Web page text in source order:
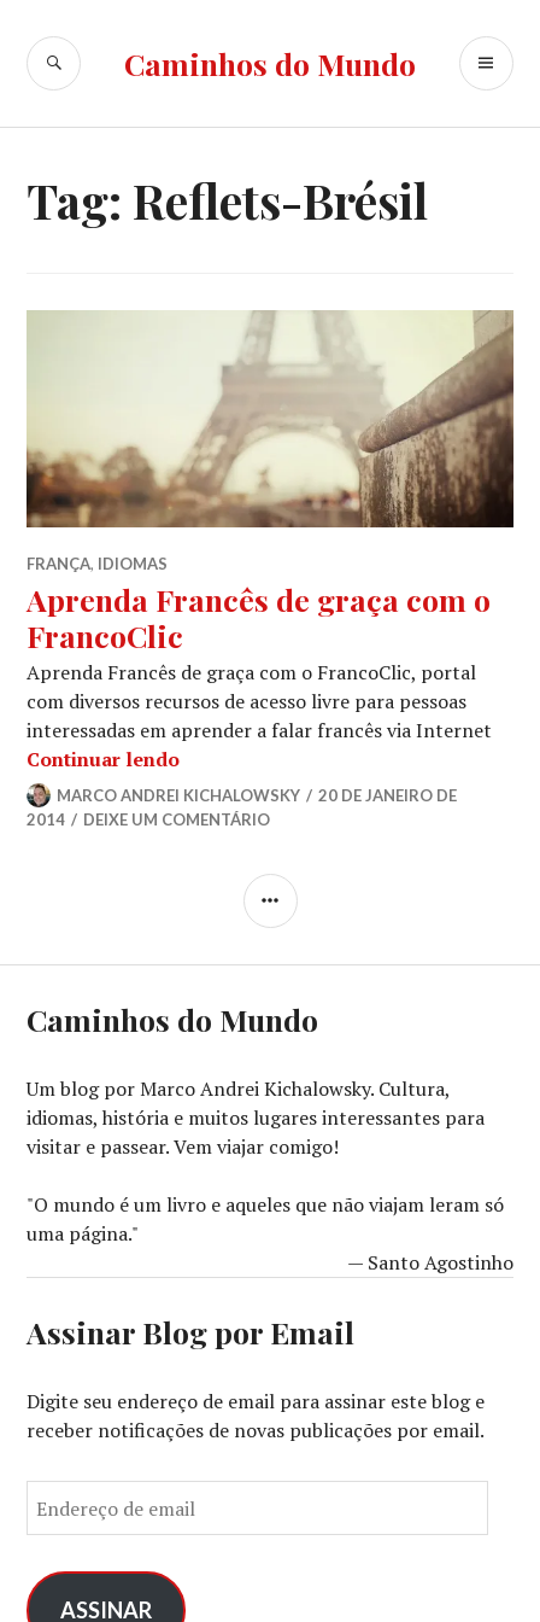
para
conteúdo
Caminhos do Mundo
BUSCA
Tag: Reflets-Brésil
FRANÇA, IDIOMAS
Aprenda Francês de graça com o
FrancoClic
Aprenda Francês de graça com o FrancoClic, portal
com diversos recursos de acesso livre para pessoas
interessadas em aprender a falar francês via Internet
Continuar lendoAprenda Francês de graça com o
MARCO ANDREI KICHALOWSKY
20 DE JANEIRO DE
2014
DEIXE UM COMENTÁRIO
LATERAL
Caminhos do Mundo
Um blog por Marco Andrei Kichalowsky. Cultura,
idiomas, história e muitos lugares interessantes para
visitar e passear. Vem viajar comigo!
"O mundo é um livro e aqueles que não viajam leram só
uma página."
— Santo Agostinho
Assinar Blog por Email
Digite seu endereço de email para assinar este blog e
receber notificações de novas publicações por email.
n
e
r
ASSINAR